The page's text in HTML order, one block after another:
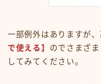
一部例外はありますが、
で使える】 のでさまざ
してみてください。